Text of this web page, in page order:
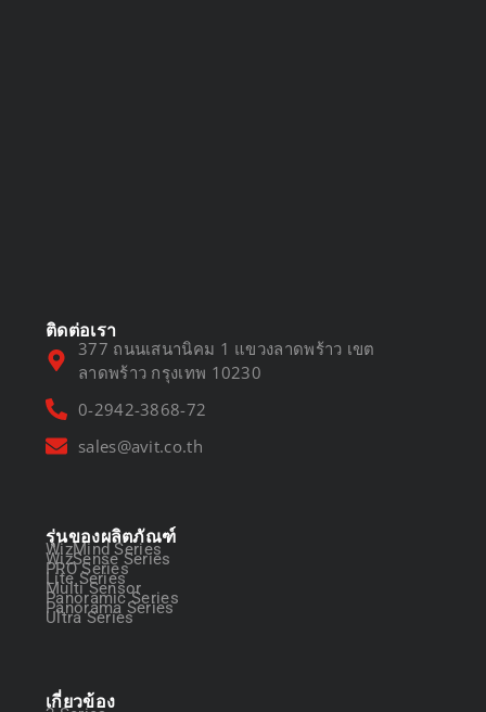
ติดต่อเรา
377 ถนนเสนานิคม 1 แขวงลาดพร้าว เขต
ลาดพร้าว กรุงเทพ 10230
0-2942-3868-72
sales@avit.co.th
รุ่นของผลิตภัณฑ์
WizMind Series
WizSense Series
PRO Series
Lite Series
Multi Sensor
Panoramic Series
Panorama Series
Ultra Series
เกี่ยวข้อง